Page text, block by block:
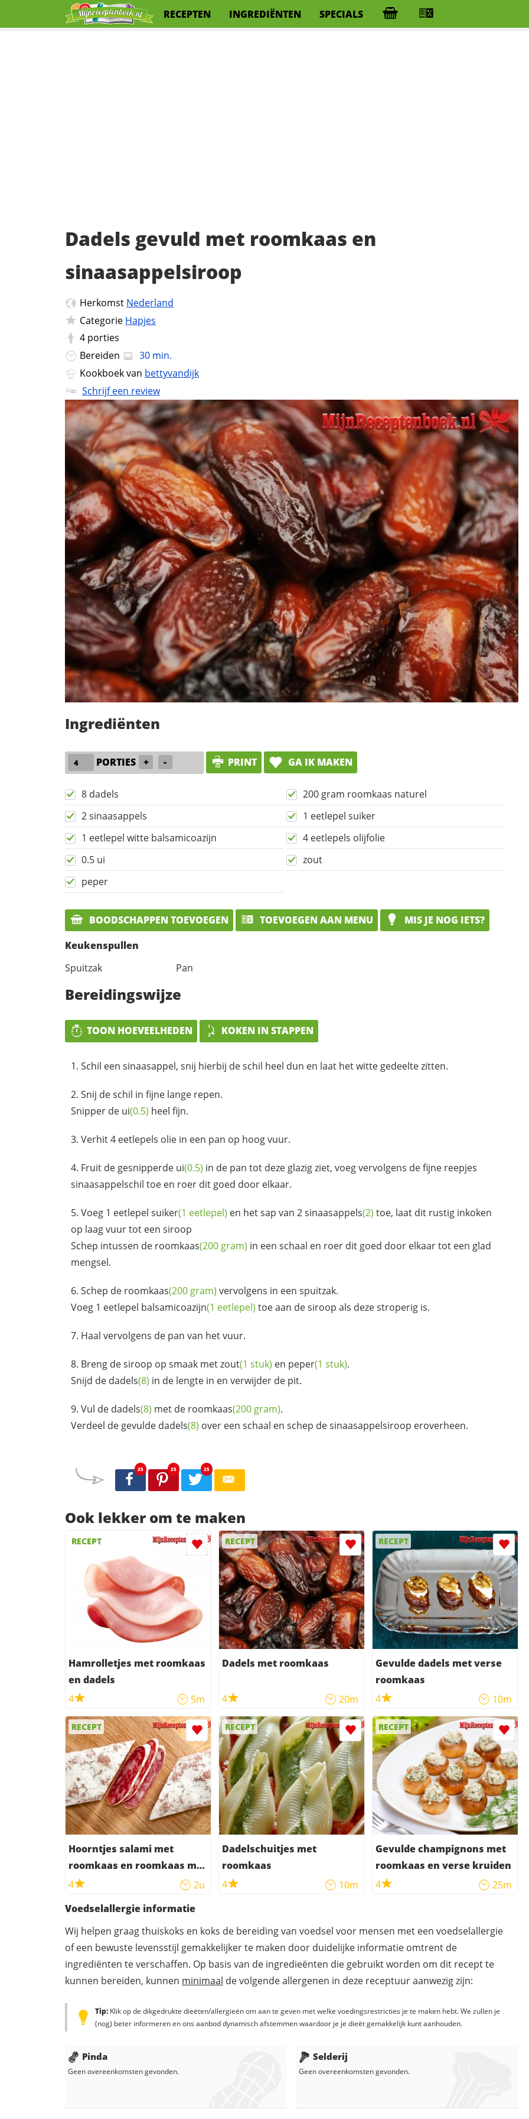
RECEPTEN INGREDIËNTEN SPECIALS
Dadels gevuld met roomkaas en
sinaasappelsiroop
Herkomst Nederland
Categorie Hapjes
4 porties
Bereiden
30 min.
Kookboek van bettyvandijk
Schrijf een review
Ingrediënten
PORTIES + - PRINT GA IK MAKEN
8 dadels
200 gram roomkaas naturel
2 sinaasappels
1 eetlepel suiker
1 eetlepel witte balsamicoazijn
4 eetlepels olijfolie
0.5 ui
zout
peper
BOODSCHAPPEN TOEVOEGEN TOEVOEGEN AAN MENU
MIS JE NOG IETS?
Keukenspullen
Spuitzak
Pan
Bereidingswijze
TOON HOEVEELHEDEN KOKEN IN STAPPEN
Schil een sinaasappel, snij hierbij de schil heel dun en laat het witte gedeelte zitten.
Snij de schil in fijne lange repen.
Snipper de ui(0.5) heel fijn.
Verhit 4 eetlepels olie in een pan op hoog vuur.
Fruit de gesnipperde ui(0.5) in de pan tot deze glazig ziet, voeg vervolgens de fijne reepjes
sinaasappelschil toe en roer dit goed door elkaar.
Voeg 1 eetlepel suiker(1 eetlepel) en het sap van 2sinaasappels(2) toe, laat dit rustig inkoken
op laag vuur tot een siroop
Schep intussen de roomkaas(200 gram) in een schaal en roer dit goed door elkaar tot een glad
mengsel.
Schep de roomkaas(200 gram) vervolgens in een spuitzak.
Voeg 1 eetlepel balsamicoazijn(1 eetlepel) toe aan de siroop als deze stroperig is.
Haal vervolgens de pan van het vuur.
Breng de siroop op smaak metzout(1 stuk) en peper(1 stuk).
Snijd de dadels(8) in de lengte in en verwijder de pit.
Vul de dadels(8) met de roomkaas(200 gram).
Verdeel de gevulde dadels(8) over een schaal en schep de sinaasappelsiroop eroverheen.
25 25 25
Ook lekker om te maken
RECEPT
Hamrolletjes met roomkaas
en dadels
4
5m
RECEPT
Dadels met roomkaas
4 20m
RECEPT
Gevulde dadels met verse
roomkaas
4
10m
RECEPT
Hoorntjes salami met
roomkaas en roomkaas met
pesto tomaat
4 2u
RECEPT
Dadelschuitjes met
roomkaas
4
10m
RECEPT
Gevulde champignons met
roomkaas en verse kruiden
4
25m
Voedselallergie informatie
Wij helpen graag thuiskoks en koks de bereiding van voedsel voor mensen met een voedselallergie
of een bewuste levensstijl gemakkelijker te maken door duidelijke informatie omtrent de
ingrediënten te verschaffen. Op basis van de ingredieënten die gebruikt worden om dit recept te
kunnen bereiden, kunnen minimaal de volgende allergenen in deze receptuur aanwezig zijn:
Tip: Klik op de dikgedrukte dieëten/allergieën om aan te geven met welke voedingsrestricties je te maken hebt. We zullen je
(nog) beter informeren en ons aanbod dynamisch afstemmen waardoor je je dieët gemakkelijk kunt aanhouden.
Pinda
Geen overeenkomsten gevonden.
Selderij
Geen overeenkomsten gevonden.